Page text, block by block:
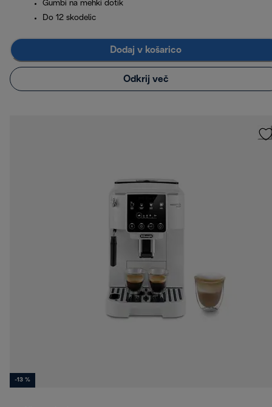
Gumbi na mehki dotik
Do 12 skodelic
Dodaj v košarico
Odkrij več
-13 %